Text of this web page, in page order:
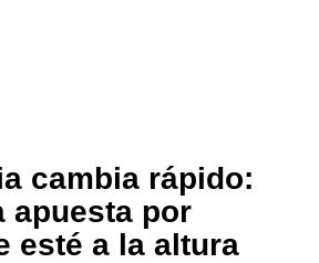
cambia rápido:
apuesta por
esté a la altura